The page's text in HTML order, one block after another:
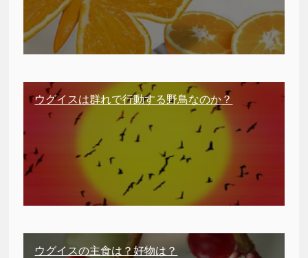
ウグイスは群れで行動する野鳥なのか？
ウグイスの主食は？好物は？